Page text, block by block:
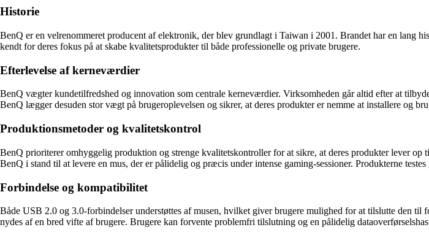
Historie
BenQ er en velrenommeret producent af elektronik, der blev grundlagt i Taiwan i 2001. Brandet har en lang
kendt for deres fokus på at skabe kvalitetsprodukter til både professionelle og private brugere.
Efterlevelse af kerneværdier
BenQ vægter kundetilfredshed og innovation som centrale kerneværdier. Virksomheden går altid efter at
BenQ lægger desuden stor vægt på brugeroplevelsen og sikrer, at deres produkter er nemme at installere og
Produktionsmetoder og kvalitetskontrol
BenQ prioriterer omhyggelig produktion og strenge kvalitetskontroller for at sikre, at deres produkter lever
BenQ i stand til at levere en mus, der er pålidelig og præcis under intense gaming-sessioner. Produkterne
Forbindelse og kompatibilitet
Både USB 2.0 og 3.0-forbindelser understøttes af musen, hvilket giver brugere mulighed for at tilslutte den
nydes af en bred vifte af brugere. Brugere kan forvente problemfri tilslutning og en pålidelig